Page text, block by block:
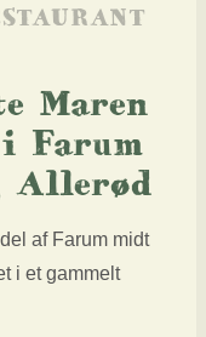
Maren
Farum
Allerød
af Farum midt
i et gammelt